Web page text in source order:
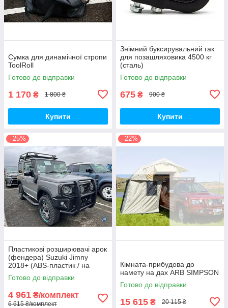
Сумка для динамічної стропи
ToolRoll
Готово до відправки
1 170 ₴ 1 800 ₴
Купити
Знімний буксирувальний гак
для позашляховика 4500 кг
(сталь)
Готово до відправки
675 ₴ 900 ₴
Купити
–25%
Пластикові розширювачі арок
(фендера) Suzuki Jimny
2018+ (ABS-пластик / на
скотчі 3М)
Готово до відправки
4 961 ₴/комплект
6 615 ₴/комплект
–22%
Кімната-прибудова до
намету на дах ARB SIMPSON
Готово до відправки
15 615 ₴ 20 115 ₴